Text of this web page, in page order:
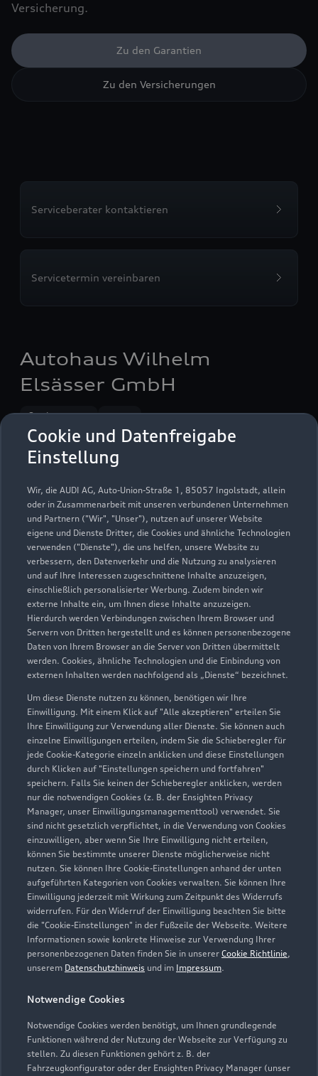
Cookie und Datenfreigabe
Einstellung
Wir, die AUDI AG, Auto-Union-Straße 1, 85057 Ingolstadt, allein
oder in Zusammenarbeit mit unseren verbundenen Unternehmen
und Partnern ("Wir", "Unser"), nutzen auf unserer Website
eigene und Dienste Dritter, die Cookies und ähnliche Technologien
verwenden ("Dienste"), die uns helfen, unsere Website zu
verbessern, den Datenverkehr und die Nutzung zu analysieren
und auf Ihre Interessen zugeschnittene Inhalte anzuzeigen,
einschließlich personalisierter Werbung. Zudem binden wir
externe Inhalte ein, um Ihnen diese Inhalte anzuzeigen.
Hierdurch werden Verbindungen zwischen Ihrem Browser und
Servern von Dritten hergestellt und es können personenbezogene
Daten von Ihrem Browser an die Server von Dritten übermittelt
werden. Cookies, ähnliche Technologien und die Einbindung von
externen Inhalten werden nachfolgend als „Dienste“ bezeichnet.
Um diese Dienste nutzen zu können, benötigen wir Ihre
Einwilligung. Mit einem Klick auf "Alle akzeptieren" erteilen Sie
Ihre Einwilligung zur Verwendung aller Dienste. Sie können auch
einzelne Einwilligungen erteilen, indem Sie die Schieberegler für
jede Cookie-Kategorie einzeln anklicken und diese Einstellungen
durch Klicken auf "Einstellungen speichern und fortfahren"
speichern. Falls Sie keinen der Schieberegler anklicken, werden
nur die notwendigen Cookies (z. B. der Ensighten Privacy
Manager, unser Einwilligungsmanagementtool) verwendet. Sie
sind nicht gesetzlich verpflichtet, in die Verwendung von Cookies
einzuwilligen, aber wenn Sie Ihre Einwilligung nicht erteilen,
können Sie bestimmte unserer Dienste möglicherweise nicht
nutzen. Sie können Ihre Cookie-Einstellungen anhand der unten
aufgeführten Kategorien von Cookies verwalten. Sie können Ihre
Einwilligung jederzeit mit Wirkung zum Zeitpunkt des Widerrufs
widerrufen. Für den Widerruf der Einwilligung beachten Sie bitte
die "Cookie-Einstellungen" in der Fußzeile der Webseite. Weitere
Informationen sowie konkrete Hinweise zur Verwendung Ihrer
personenbezogenen Daten finden Sie in unserer Cookie Richtlinie,
unserem Datenschutzhinweis und im Impressum.
Notwendige Cookies
Notwendige Cookies werden benötigt, um Ihnen grundlegende
Funktionen während der Nutzung der Webseite zur Verfügung zu
stellen. Zu diesen Funktionen gehört z. B. der
Fahrzeugkonfigurator oder der Ensighten Privacy Manager (unser
Versicherung.
Zu den Garantien
Zu den Versicherungen
Serviceberater kontaktieren
Servicetermin vereinbaren
Autohaus Wilhelm
Elsässer GmbH
Servicepartner e-tron
Ersinger Straße 33
75228 Ispringen
info@vw-elsaesser.de
Kontaktdaten herunterladen
Öffnungszeiten
Service
Geschlossen,öffnet amFreitag 08:00
Montag - Freitag 08:00 - 16:00
Samstag -
Geschlossen